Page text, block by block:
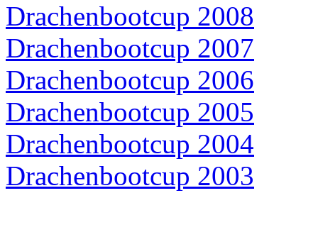
Drachenbootcup 2008
Drachenbootcup 2007
Drachenbootcup 2006
Drachenbootcup 2005
Drachenbootcup 2004
Drachenbootcup 2003